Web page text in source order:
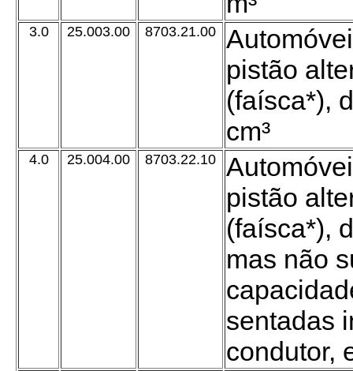
3.0 25.003.00 8703.21.00
pistão
(faísca*),
cm³
4.0 25.004.00 8703.22.10
pistão
(faísca*),
mas não
sentadas
condutor,